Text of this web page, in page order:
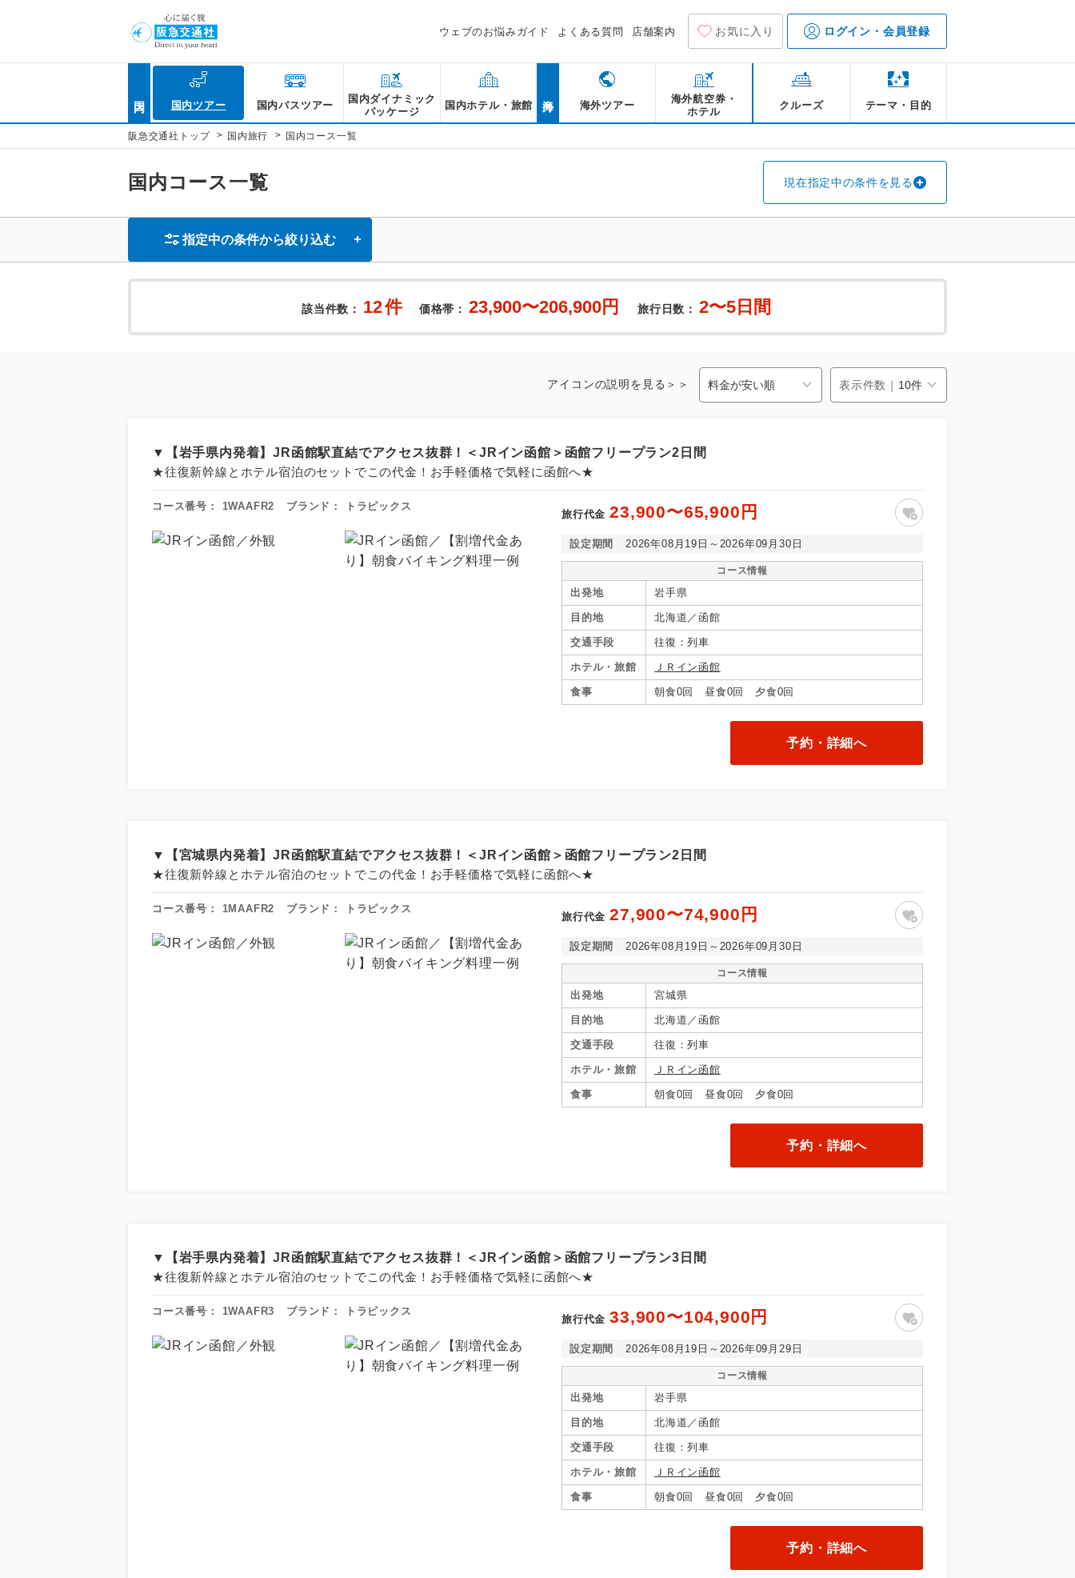
ウェブのお悩みガイド よくある質問 店舗案内 お気に入り ログイン・会員登録
国内ツアー 国内バスツアー
国内ダイナミック
パッケージ
国内ホテル・旅館 海外ツアー
海外航空券・
ホテル
クルーズ テーマ・目的
阪急交通社トップ > 国内旅行 > 国内コース一覧
国内コース一覧 現在指定中の条件を見る
指定中の条件から絞り込む
該当件数： 12件 価格帯： 23,900〜206,900円 旅行日数： 2〜5日間
アイコンの説明を見る＞＞ 表示件数｜
▼【岩手県内発着】JR函館駅直結でアクセス抜群！＜JRイン函館＞函館フリープラン2日間
★往復新幹線とホテル宿泊のセットでこの代金！お手軽価格で気軽に函館へ★
コース番号： 1WAAFR2 ブランド： トラピックス
旅行代金 23,900〜65,900円
設定期間 2026年08月19日～2026年09月30日
コース情報
出発地 岩手県
目的地 北海道／函館
交通手段 往復：列車
ホテル・旅館 ＪＲイン函館
食事 朝食0回 昼食0回 夕食0回
予約・詳細へ
▼【宮城県内発着】JR函館駅直結でアクセス抜群！＜JRイン函館＞函館フリープラン2日間
★往復新幹線とホテル宿泊のセットでこの代金！お手軽価格で気軽に函館へ★
コース番号： 1MAAFR2 ブランド： トラピックス
旅行代金 27,900〜74,900円
設定期間 2026年08月19日～2026年09月30日
コース情報
出発地 宮城県
目的地 北海道／函館
交通手段 往復：列車
ホテル・旅館 ＪＲイン函館
食事 朝食0回 昼食0回 夕食0回
予約・詳細へ
▼【岩手県内発着】JR函館駅直結でアクセス抜群！＜JRイン函館＞函館フリープラン3日間
★往復新幹線とホテル宿泊のセットでこの代金！お手軽価格で気軽に函館へ★
コース番号： 1WAAFR3 ブランド： トラピックス
旅行代金 33,900〜104,900円
設定期間 2026年08月19日～2026年09月29日
コース情報
出発地 岩手県
目的地 北海道／函館
交通手段 往復：列車
ホテル・旅館 ＪＲイン函館
食事 朝食0回 昼食0回 夕食0回
予約・詳細へ